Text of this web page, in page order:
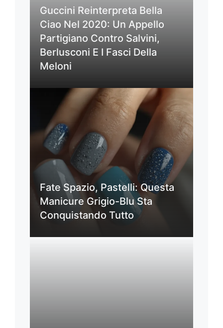
Guccini Reinterpreta Bella
Ciao Nel 2020: Un Appello
Partigiano Contro Salvini,
Berlusconi E I Fasci Della
Meloni
Fate Spazio, Pastelli: Questa
Manicure Grigio-Blu Sta
Conquistando Tutto